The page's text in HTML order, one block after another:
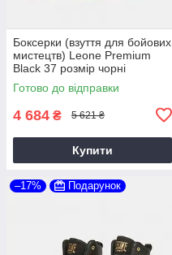
Боксерки (взуття для бойових
мистецтв) Leone Premium
Black 37 розмір чорні
Готово до відправки
4 684 ₴ 5 621 ₴
Купити
–17% Подарунок